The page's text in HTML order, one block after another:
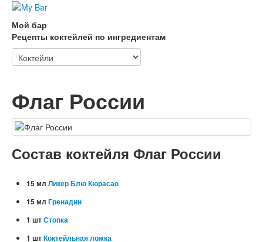
Мой бар
Рецепты коктейлей по ингредиентам
Флаг России
Состав коктейля Флаг России
15 мл Ликер Блю Кюрасао
15 мл Гренадин
1 штСтопка
1 штКоктейльная ложка